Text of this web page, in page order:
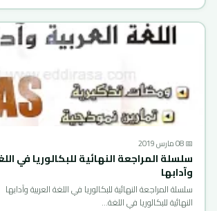
📅 08 مارس 2019
سلسلة المراجعة النهائية للبكالوريا في
وآدابها
سلسلة المراجعة النهائية للبكالوريا في اللغة العربية
النهائية للبكالوريا في اللغة…